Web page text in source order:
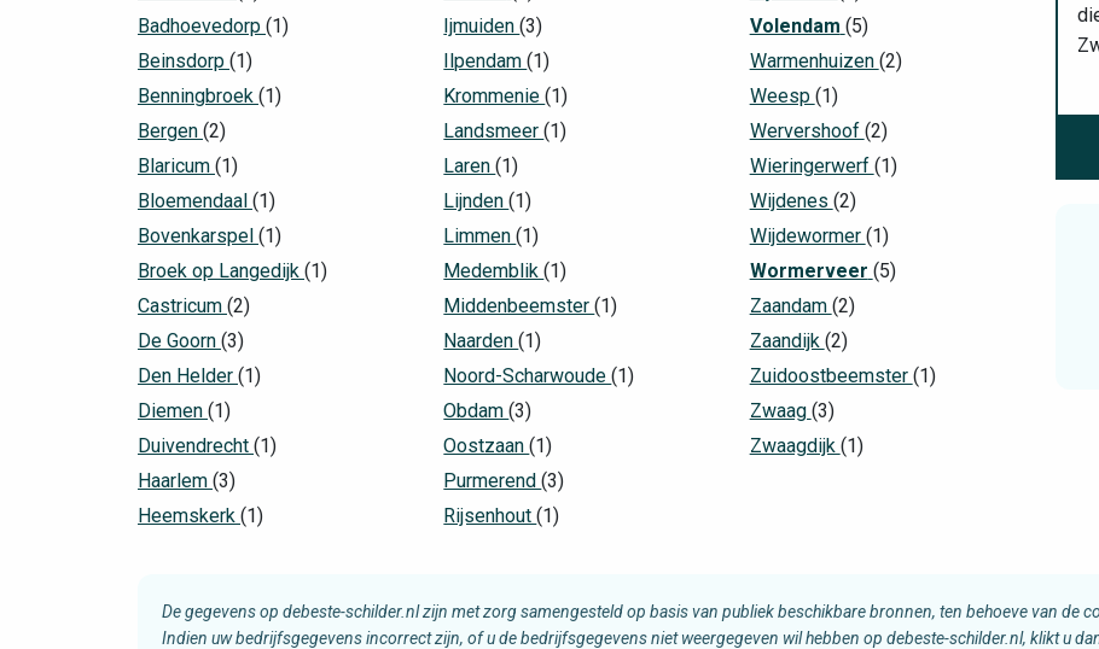
Badhoevedorp (1)
Beinsdorp (1)
Benningbroek (1)
Bergen (2)
Blaricum (1)
Bloemendaal (1)
Bovenkarspel (1)
Broek op Langedijk (1)
Castricum (2)
De Goorn (3)
Den Helder (1)
Diemen (1)
Duivendrecht (1)
Haarlem (3)
Heemskerk (1)
Ijmuiden(3)
Ilpendam(1)
Krommenie(1)
Landsmeer(1)
Laren(1)
Lijnden(1)
Limmen(1)
Medemblik(1)
Middenbeemster(1)
Naarden(1)
Noord-Scharwoude(1)
Obdam(3)
Oostzaan(1)
Purmerend(3)
Rijsenhout(1)
Volendam (5)
Warmenhuizen (2)
Weesp (1)
Wervershoof (2)
Wieringerwerf (1)
Wijdenes (2)
Wijdewormer (1)
Wormerveer (5)
Zaandam (2)
Zaandijk (2)
Zuidoostbeemster (1)
Zwaag (3)
Zwaagdijk (1)
De gegevens op debeste-schilder.nl zijn met zorg samengesteld op basis van publiek beschikbare bronnen, ten behoeve van de
Indien uw bedrijfsgegevens incorrect zijn, of u de bedrijfsgegevens niet weergegeven wil hebben op debeste-schilder.nl, klikt u